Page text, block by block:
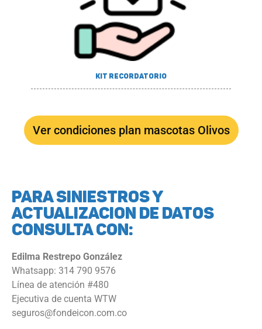
Kit recordatorio
Ver condiciones plan mascotas Olivos
PARA SINIESTROS Y
ACTUALIZACION DE DATOS
CONSULTA CON:
Edilma Restrepo González
Whatsapp: 314 790 9576
Línea de atención #480
Ejecutiva de cuenta WTW
seguros@fondeicon.com.co